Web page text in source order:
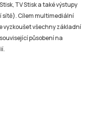
TV Stisk a také výstupy
sítě). Cílem multimediální
vyzkoušet všechny základní
působení na